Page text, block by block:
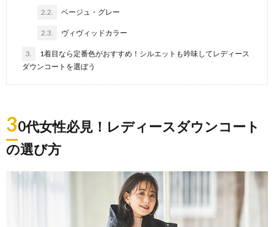
2.2. ベージュ・グレー
2.3. ヴィヴィッドカラー
3.
1着目なら定番色がおすすめ！シルエットも吟味してレディース
ダウンコートを選ぼう
30代女性必見！レディースダウンコート
の選び方